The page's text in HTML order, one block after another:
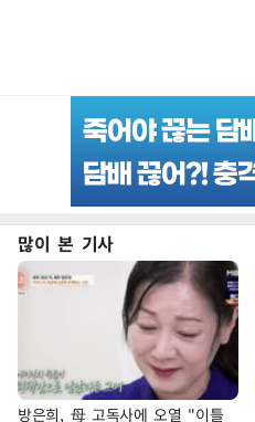
많이 본 기사
방은희, 母 고독사에 오열 "이틀